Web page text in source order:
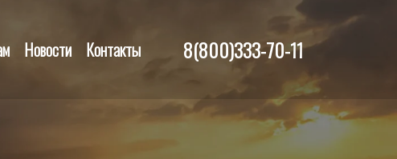
Новости Контакты 8(800)333-70-11